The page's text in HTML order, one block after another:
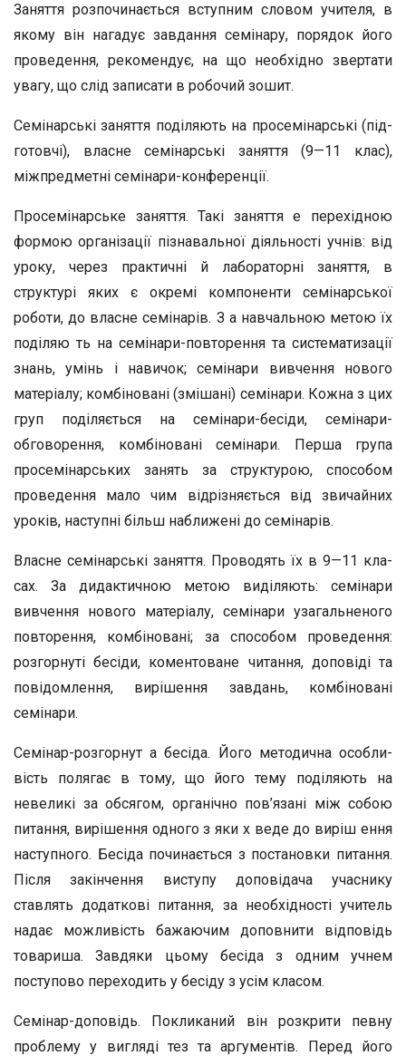
Заняття розпочинається вступним словом учителя, в
якому він нагадує завдання семінару, порядок його
прове­дення, рекомендує, на що необхідно звертати
увагу, що слід записати в робочий зошит.
Семінарські заняття поділяють на просемінарські (під­
готовчі), власне семінарські заняття (9—11 клас),
міжпредметні семінари-конференції.
Просемінарське заняття. Такі заняття е перехідною
фор­мою організації пізнавальної діяльності учнів: від
уроку, че­рез практичні й лабораторні заняття, в
структурі яких є окремі компоненти семінарської
роботи, до власне семіна­рів. З а навчальною метою їх
поділяю ть на семінари-повторення та систематизації
знань, умінь і навичок; семі­нари вивчення нового
матеріалу; комбіновані (змішані) се­мінари. Кожна з цих
груп поділяється на семінари-бесіди, семінари-
обговорення, комбіновані семінари. Перша група
просемінарських занять за структурою, способом
проведен­ня мало чим відрізняється від звичайних
уроків, наступні більш наближені до семінарів.
Власне семінарські заняття. Проводять їх в 9—11 кла­
сах. За дидактичною метою виділяють: семінари
вивчення нового матеріалу, семінари узагальненого
повторення, ком­біновані; за способом проведення:
розгорнуті бесіди, комен­товане читання, доповіді та
повідомлення, вирішення за­вдань, комбіновані
семінари.
Семінар-розгорнут а бесіда. Його методична особли­
вість полягає в тому, що його тему поділяють на
невели­кі за обсягом, органічно пов’язані між собою
питання, ви­рішення одного з яки х веде до виріш ення
наступного. Бесіда починається з постановки питання.
Після закінчення виступу доповідача учаснику
ставлять додаткові питання, за необхідності учитель
надає можливість бажа­ючим доповнити відповідь
товариша. Завдяки цьому бе­сіда з одним учнем
поступово переходить у бесіду з усім класом.
Семінар-доповідь. Покликаний він розкрити певну
про­блему у вигляді тез та аргументів. Перед його